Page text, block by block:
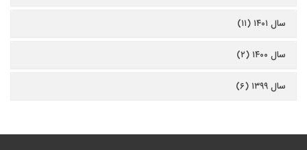
سال ۱۴۰۱ (۱۱)
سال ۱۴۰۰ (۲)
سال ۱۳۹۹ (۶)